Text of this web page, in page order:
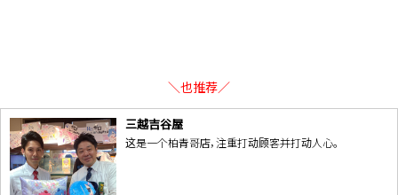
＼也推荐／
三越吉谷屋
这是一个柏青哥店，注重打动顾客并打动人心。